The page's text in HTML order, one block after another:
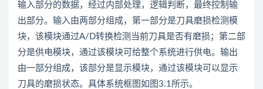
输入部分的数据，经过内部处理，逻辑判断，最终控制输
出部分。输入由两部分组成，第一部分是刀具磨损检测模
块，该模块通过A/D转换检测当前刀具是否有磨损；第二部
分是供电模块，通过该模块可给整个系统进行供电。输出
由一部分组成，该部分是显示模块，通过该模块可以显示
刀具的磨损状态。具体系统框图如图3.1所示。